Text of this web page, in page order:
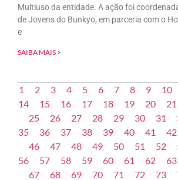
Multiuso da entidade. A ação foi
de Jovens do Bunkyo, em parceria com o
e
SAIBA MAIS >
1 2 3 4 5 6 7 8 9 10
14
15 16 17 18 19 20 21
25
26 27 28 29 30 31
35
36 37 38 39 40 41 42
46
47 48 49 50 51 52
56
57 58 59 60 61 62 63
67
68 69 70 71 72 73